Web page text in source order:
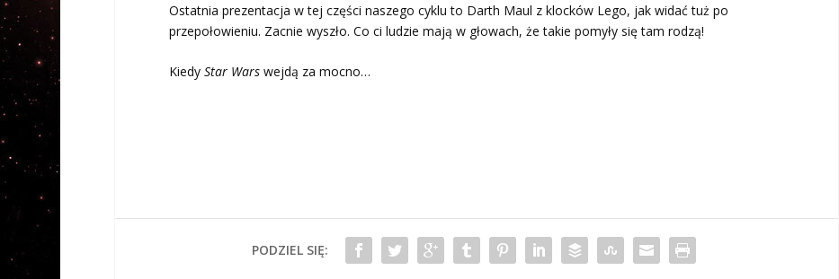
Ostatnia prezentacja w tej części naszego cyklu to Darth Maul z klocków Lego, jak widać tuż po
przepołowieniu. Zacnie wyszło. Co ci ludzie mają w głowach, że takie pomyły się tam rodzą!
Kiedy Star Wars wejdą za mocno…
PODZIEL SIĘ: